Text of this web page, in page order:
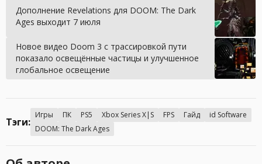
Дополнение Revelations для DOOM: The Dark
Ages выходит 7 июля
Новое видео Doom 3 с трассировкой пути
показало освещённые частицы и улучшенное
глобальное освещение
Тэги:
Игры ПК PS5 Xbox Series X|S FPS Гайд
id Software
DOOM: The Dark Ages